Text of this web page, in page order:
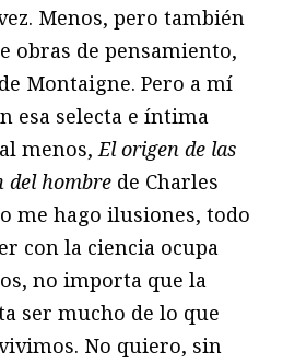
Menos, pero también
obras de pensamiento,
de Montaigne. Pero a mí
esa selecta e íntima
menos,El origen de las
del hombre de Charles
me hago ilusiones, todo
con la ciencia ocupa
no importa que la
ser mucho de lo que
No quiero, sin